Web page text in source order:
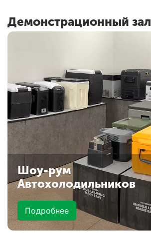
Демонстрационный зал
Шоу-рум
Автохолодильников
Подробнее